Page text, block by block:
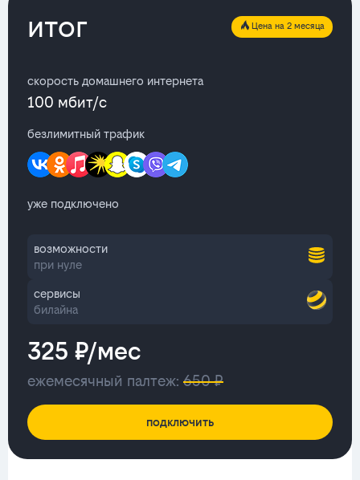
итог Цена на 2 месяца
скорость домашнего интернета
100 мбит/с
безлимитный трафик
уже подключено
возможности
при нуле
сервисы
билайна
325 ₽/мес
ежемесячный палтеж: 650 ₽
подключить